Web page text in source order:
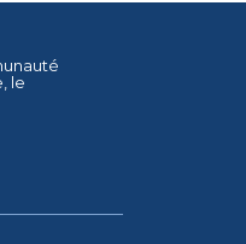
, le